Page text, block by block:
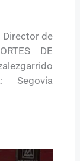
Director de
DE
Segovia